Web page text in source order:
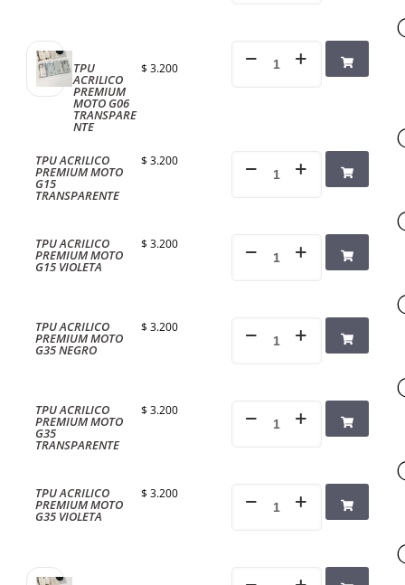
TPU
ACRILICO
PREMIUM
MOTO G06
TRANSPARE
NTE
$ 3.200
TPU ACRILICO
PREMIUM MOTO
G15
TRANSPARENTE
$ 3.200
TPU ACRILICO
PREMIUM MOTO
G15 VIOLETA
$ 3.200
TPU ACRILICO
PREMIUM MOTO
G35 NEGRO
$ 3.200
TPU ACRILICO
PREMIUM MOTO
G35
TRANSPARENTE
$ 3.200
TPU ACRILICO
PREMIUM MOTO
G35 VIOLETA
$ 3.200